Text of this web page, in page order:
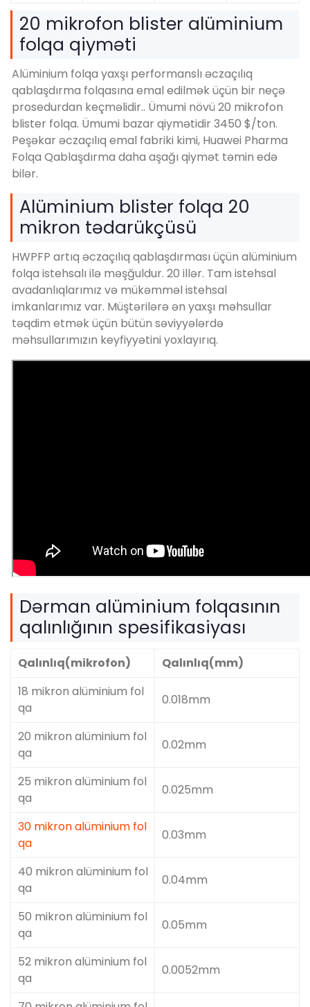
20 mikrofon blister alüminium
folqa qiyməti
Alüminium folqa yaxşı performanslı əczaçılıq
qablaşdırma folqasına emal edilmək üçün bir neçə
prosedurdan keçməlidir.. Ümumi növü 20 mikrofon
blister folqa. Ümumi bazar qiymətidir 3450 $/ton.
Peşəkar əczaçılıq emal fabriki kimi, Huawei Pharma
Folqa Qablaşdırma daha aşağı qiymət təmin edə
bilər.
Alüminium blister folqa 20
mikron tədarükçüsü
HWPFP artıq əczaçılıq qablaşdırması üçün alüminium
folqa istehsalı ilə məşğuldur. 20 illər. Tam istehsal
avadanlıqlarımız və mükəmməl istehsal
imkanlarımız var. Müştərilərə ən yaxşı məhsullar
təqdim etmək üçün bütün səviyyələrdə
məhsullarımızın keyfiyyətini yoxlayırıq.
Dərman alüminium folqasının
qalınlığının spesifikasiyası
Qalınlıq(mikrofon)
Qalınlıq(mm)
18 mikron alüminium fol
qa
0.018mm
20 mikron alüminium fol
qa
0.02mm
25 mikron alüminium fol
qa
0.025mm
30 mikron alüminium fol
qa
0.03mm
40 mikron alüminium fol
qa
0.04mm
50 mikron alüminium fol
qa
0.05mm
52 mikron alüminium fol
qa
0.0052mm